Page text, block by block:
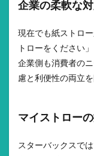
企業の柔軟な
現在でも紙ストロ
トローをください
企業側も消費者の
慮と利便性の両立を
マイストロー
スターバックスで